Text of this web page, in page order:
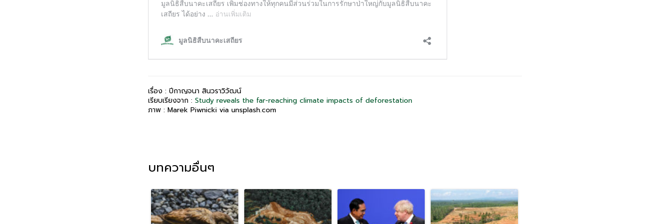
เรื่อง : ปีกาญจนา สินวราวิวัฒน์
เรียบเรียงจาก : Study reveals the far-reaching climate impacts of deforestation
ภาพ : Marek Piwnicki via unsplash.com
บทความอื่นๆ